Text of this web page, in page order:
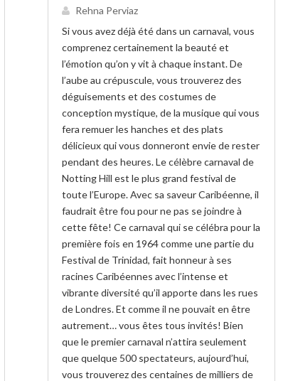
Rehna Perviaz
Si vous avez déjà été dans un carnaval, vous
comprenez certainement la beauté et
l’émotion qu’on y vit à chaque instant. De
l’aube au crépuscule, vous trouverez des
déguisements et des costumes de
conception mystique, de la musique qui vous
fera remuer les hanches et des plats
délicieux qui vous donneront envie de rester
pendant des heures. Le célèbre carnaval de
Notting Hill est le plus grand festival de
toute l’Europe. Avec sa saveur Caribéenne, il
faudrait être fou pour ne pas se joindre à
cette fête! Ce carnaval qui se célébra pour la
première fois en 1964 comme une partie du
Festival de Trinidad, fait honneur à ses
racines Caribéennes avec l’intense et
vibrante diversité qu’il apporte dans les rues
de Londres. Et comme il ne pouvait en être
autrement… vous êtes tous invités! Bien
que le premier carnaval n’attira seulement
que quelque 500 spectateurs, aujourd’hui,
vous trouverez des centaines de milliers de